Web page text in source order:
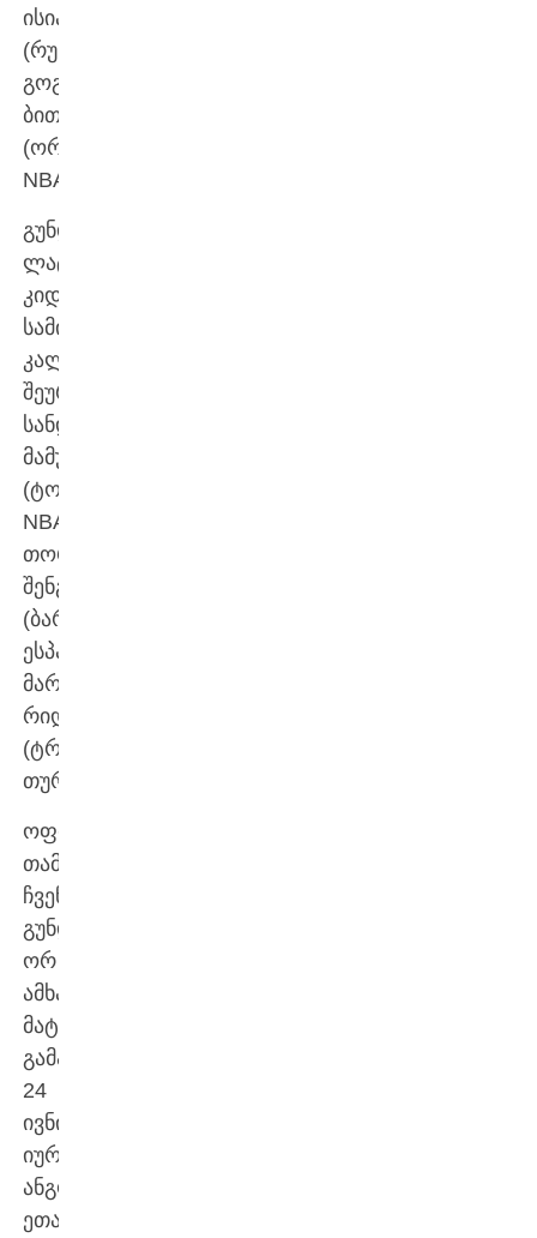
ისიანი
(რუსთავი),
გოგა
ბითაძე
(ორლანდო,
NBA).
გუნდს
ლატვიაში
კიდევ
სამი
კალათბურთელი
შეურთდება:
სანდრო
მამუკელაშვილი
(ტორონტო,
NBA),
თორნიკე
შენგელია
(ბარსელონა,
ესპანეთი),
მარკიზ
რიდი
(ტრაბზონი,
თურქეთი).
ოფიციალურ
თამაშებამდე
ჩვენი
გუნდი
ორ
ამხანაგურ
მატჩს
გამართავს:
24
ივნისს
იურმალაში
ანგოლას
ეთამაშება,